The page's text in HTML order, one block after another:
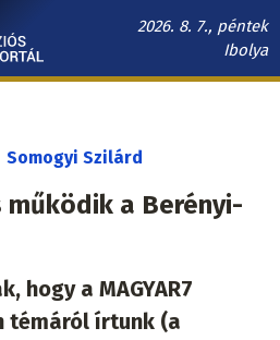
2026. 8. 7., péntek
Ibolya
Somogyi Szilárd
működik a Berényi-
hogy a MAGYAR7
témáról írtunk (a